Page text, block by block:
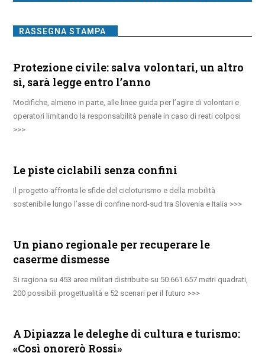
RASSEGNA STAMPA
Protezione civile: salva volontari, un altro
sì, sarà legge entro l’anno
Modifiche, almeno in parte, alle linee guida per l’agire di volontari e
operatori limitando la responsabilità penale in caso di reati colposi
Le piste ciclabili senza confini
Il progetto affronta le sfide del cicloturismo e della mobilità
sostenibile lungo l’asse di confine nord-sud tra Slovenia e Italia
Un piano regionale per recuperare le
caserme dismesse
Si ragiona su 453 aree militari distribuite su 50.661.657 metri quadrati,
200 possibili progettualità e 52 scenari per il futuro
A Dipiazza le deleghe di cultura e turismo:
«Così onorerò Rossi»